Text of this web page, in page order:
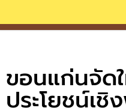
ขอนแก่นจัด
ประโยชน์เ